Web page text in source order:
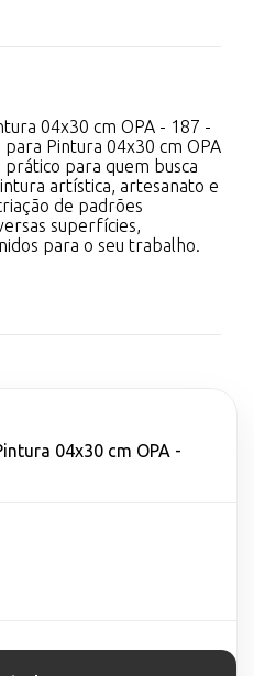
04x30 cm OPA - 187 -
Pintura 04x30 cm OPA
para quem busca
artística, artesanato e
de padrões
superfícies,
para o seu trabalho.
04x30 cm OPA -